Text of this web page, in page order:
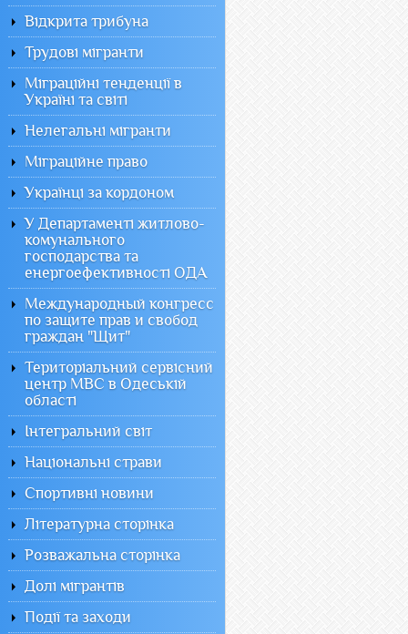
Відкрита трибуна
Трудові мігранти
Міграційні тенденції в
Україні та світі
Нелегальні мігранти
Міграційне право
Українці за кордоном
У Департаменті житлово-
комунального
господарства та
енергоефективності ОДА
Международный конгресс
по защите прав и свобод
граждан "Щит"
Територіальний сервісний
центр МВС в Одеській
області
Інтегральний світ
Національні страви
Спортивні новини
Літературна сторінка
Розважальна сторінка
Долі мігрантів
Події та заходи